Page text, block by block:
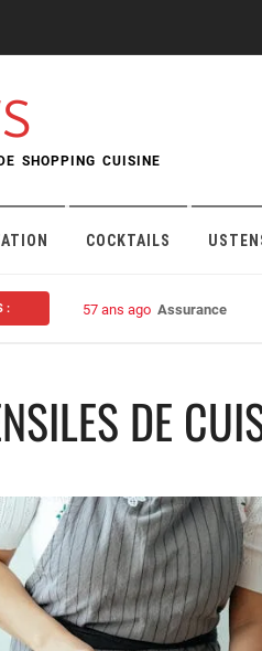
SHOPPING CUISINE
COCKTAILS
: 57 ans ago Assurance
DE